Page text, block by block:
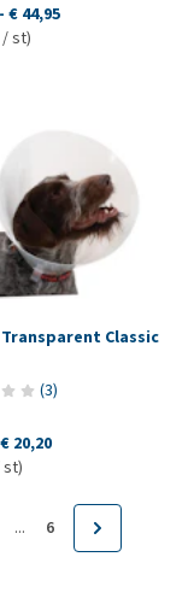
- € 44,95
/ st)
Classic
(3)
€ 20,20
st)
... 6